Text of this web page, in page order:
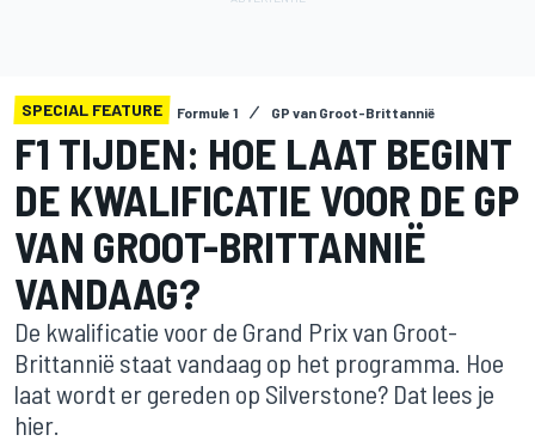
SPECIAL FEATURE Formule 1 GP van Groot-Brittannië
F1 TIJDEN: HOE LAAT BEGINT
DE KWALIFICATIE VOOR DE GP
VAN GROOT-BRITTANNIË
VANDAAG?
De kwalificatie voor de Grand Prix van Groot-
Brittannië staat vandaag op het programma. Hoe
laat wordt er gereden op Silverstone? Dat lees je
hier.